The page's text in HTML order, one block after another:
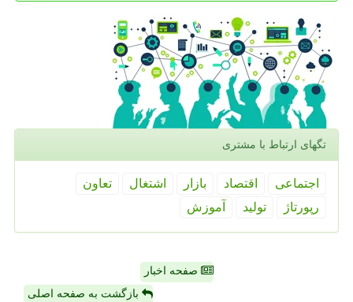
تگهای ارتباط با مشتری
اجتماعی اقتصاد بازار اشتغال
تعاون
رپورتاژ
تولید آموزش
صفحه اخبار
بازگشت به صفحه اصلی